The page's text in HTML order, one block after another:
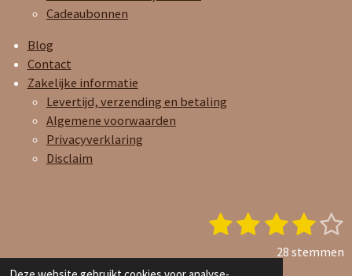
Cadeaubonnen
Blog
Contact
Zakelijke informatie
Levertijd, verzending en betaling
Algemene voorwaarden
Privacyverklaring
Disclaim
t
1
s
2
s
3
s
4
s
5
s
28 stemmen
© 2023 - 2026 Joy and Care Oils